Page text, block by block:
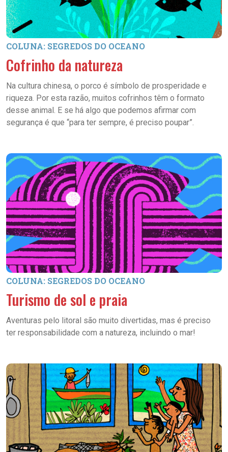
COLUNA: SEGREDOS DO OCEANO
Cofrinho da natureza
Na cultura chinesa, o porco é símbolo de prosperidade e
riqueza. Por esta razão, muitos cofrinhos têm o formato
desse animal. E se há algo que podemos afirmar com
segurança é que “para ter sempre, é preciso poupar”.
COLUNA: SEGREDOS DO OCEANO
Turismo de sol e praia
Aventuras pelo litoral são muito divertidas, mas é preciso
ter responsabilidade com a natureza, incluindo o mar!